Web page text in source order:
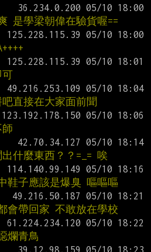
是學梁朝偉在驗貨喔==
直接在大家面前聞
什麼東西？？=_= 唉
鞋子應該是爆臭 嘔嘔嘔
會帶回家 不敢放在學校
爛青鳥